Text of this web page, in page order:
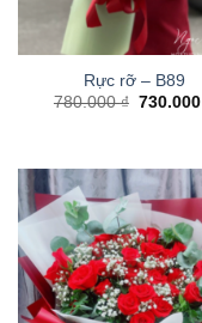
Rực rỡ – B89
780.000₫ Giá